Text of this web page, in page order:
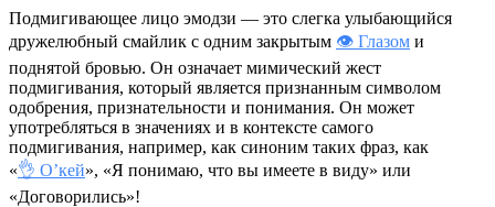
Подмигивающее лицо эмодзи — это слегка улыбающийся
дружелюбный смайлик с одним закрытым 👁 Глазом и
поднятой бровью. Он означает мимический жест
подмигивания, который является признанным символом
одобрения, признательности и понимания. Он может
употребляться в значениях и в контексте самого
подмигивания, например, как синоним таких фраз, как
«👌 О’кей», «Я понимаю, что вы имеете в виду» или
«Договорились»!